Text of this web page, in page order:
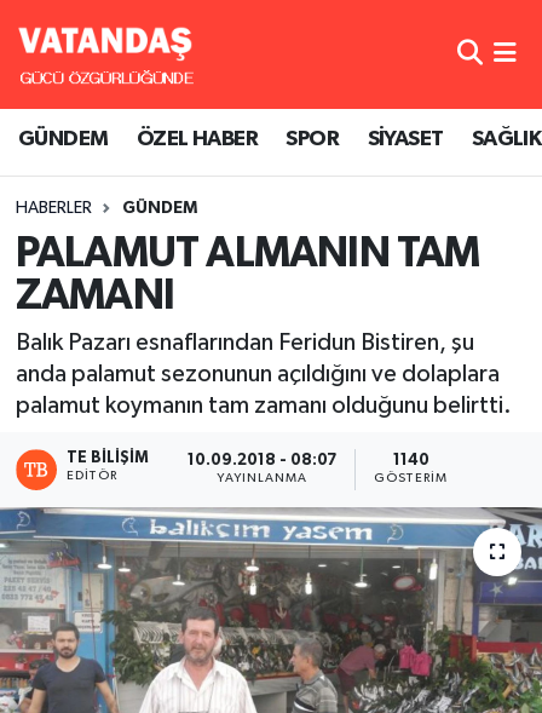
GÜNDEM ÖZEL HABER SPOR SİYASET SAĞLIK
HABERLER GÜNDEM
PALAMUT ALMANIN TAM
ZAMANI
Balık Pazarı esnaflarından Feridun Bistiren, şu
anda palamut sezonunun açıldığını ve dolaplara
palamut koymanın tam zamanı olduğunu belirtti.
TE BILIŞIM
EDITÖR
10.09.2018 - 08:07
YAYINLANMA
1140
GÖSTERIM
GÜNDEM
SPOR
SİYASET
SAĞLIK
Hava Durumu
Süper Lig Puan Durumu ve Fikstür
Tüm Manşetler
Son Dakika Haberleri
Haber Arşivi